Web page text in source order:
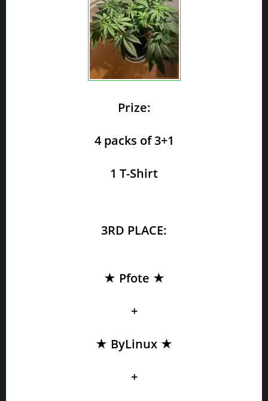
Prize:
4 packs of 3+1
1 T-Shirt
3RD PLACE:
★ Pfote ★
+
★ ByLinux ★
+